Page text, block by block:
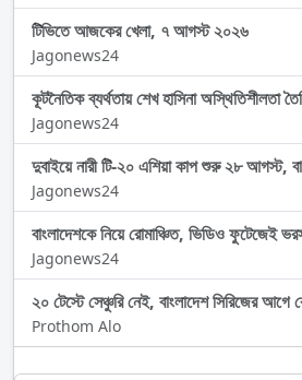
টিভিতে আজকের খেলা, ৭ আগস্ট ২০২৬
Jagonews24
কূটনৈতিক ব্যর্থতায় শেখ হাসিনা অস্থিতিশীলতা
Jagonews24
দুবাইয়ে নারী টি-২০ এশিয়া কাপ শুরু ২৮ আগস্ট,
Jagonews24
বাংলাদেশকে নিয়ে রোমাঞ্চিত, ভিডিও ফুটেজেই
Jagonews24
২০ টেস্টে সেঞ্চুরি নেই, বাংলাদেশ সিরিজের আগে
Prothom Alo